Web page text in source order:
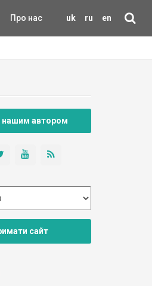
uk ru en
Про нас
нашим автором
сайт